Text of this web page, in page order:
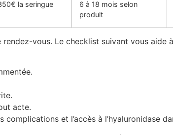
la seringue
6 à 18 mois selon
produit
vous. Le checklist suivant vous aide
acte.
et l’accès à l’hyaluronidase